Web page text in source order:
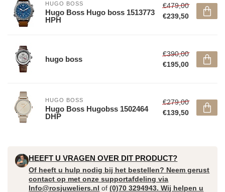
HUGO BOSS
Hugo Boss Hugo boss 1513773
HPH
€479,00
€239,50
hugo boss
€390,00
€195,00
HUGO BOSS
Hugo Boss Hugobss 1502464
DHP
€279,00
€139,50
HEEFT U VRAGEN OVER DIT PRODUCT?
Of heeft u hulp nodig bij het bestellen? Neem gerust
contact op met onze supportafdeling via
Info@rosjuweliers.nl of(0)70 3294943. Wij helpen u